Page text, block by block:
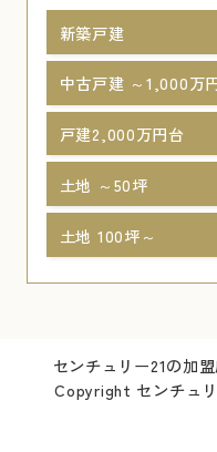
新築戸建
中古戸建 ～1,000万
戸建2,000万円台
土地 ～50坪
土地 100坪～
センチュリー21の加
Copyright センチュ